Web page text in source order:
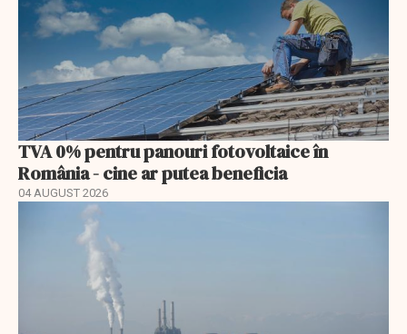
TVA 0% pentru panouri fotovoltaice în
România - cine ar putea beneficia
04 AUGUST 2026